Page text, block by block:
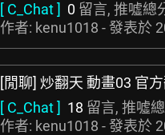
[ C_Chat ] 0 留言, 推噓總
作者: kenu1018 - 發表於
[閒聊] 炒翻天 動畫03 官
[ C_Chat ] 18 留言, 推噓
作者: kenu1018 - 發表於